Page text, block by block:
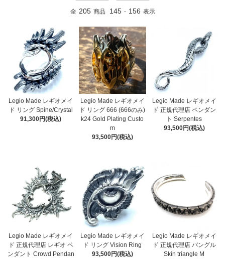
全 205 商品 145 - 156 表示
Legio Made レギオメイ
ド リング Spine/Crystal
91,300円(税込)
Legio Made レギオメイ
ド リング 666 (666のみ)
k24 Gold Plating Custo
m
93,500円(税込)
Legio Made レギオメイ
ド 正規代理店 ペンダン
ト Serpentes
93,500円(税込)
Legio Made レギオメイ
ド 正規代理店 レギオ ペ
ンダント Crowd Pendan
Legio Made レギオメイ
ド リング Vision Ring
93,500円(税込)
Legio Made レギオメイ
ド 正規代理店 バングル
Skin triangle M